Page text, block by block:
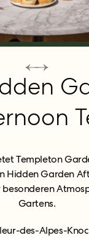
Templeton
Hidden Garden
Gartens.
des-Alpes-